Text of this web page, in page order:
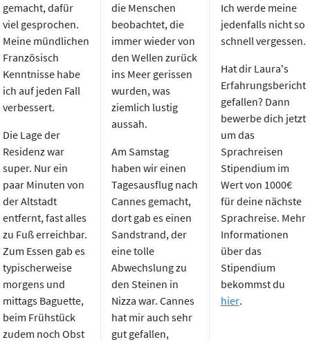
gemacht, dafür
viel gesprochen.
Meine mündlichen
Französisch
Kenntnisse habe
ich auf jeden Fall
verbessert.
Die Lage der
Residenz war
super. Nur ein
paar Minuten von
der Altstadt
entfernt, fast alles
zu Fuß erreichbar.
Zum Essen gab es
typischerweise
morgens und
mittags Baguette,
beim Frühstück
zudem noch Obst
die Menschen
beobachtet, die
immer wieder von
den Wellen zurück
ins Meer gerissen
wurden, was
ziemlich lustig
aussah.
Am Samstag
haben wir einen
Tagesausflug nach
Cannes gemacht,
dort gab es einen
Sandstrand, der
eine tolle
Abwechslung zu
den Steinen in
Nizza war. Cannes
hat mir auch sehr
gut gefallen,
Ich werde meine
jedenfalls nicht so
schnell vergessen.
Hat dir Laura's
Erfahrungsbericht
gefallen? Dann
bewerbe dich jetzt
um das
Sprachreisen
Stipendium im
Wert von 1000€
für deine nächste
Sprachreise. Mehr
Informationen
über das
Stipendium
bekommst du
hier.